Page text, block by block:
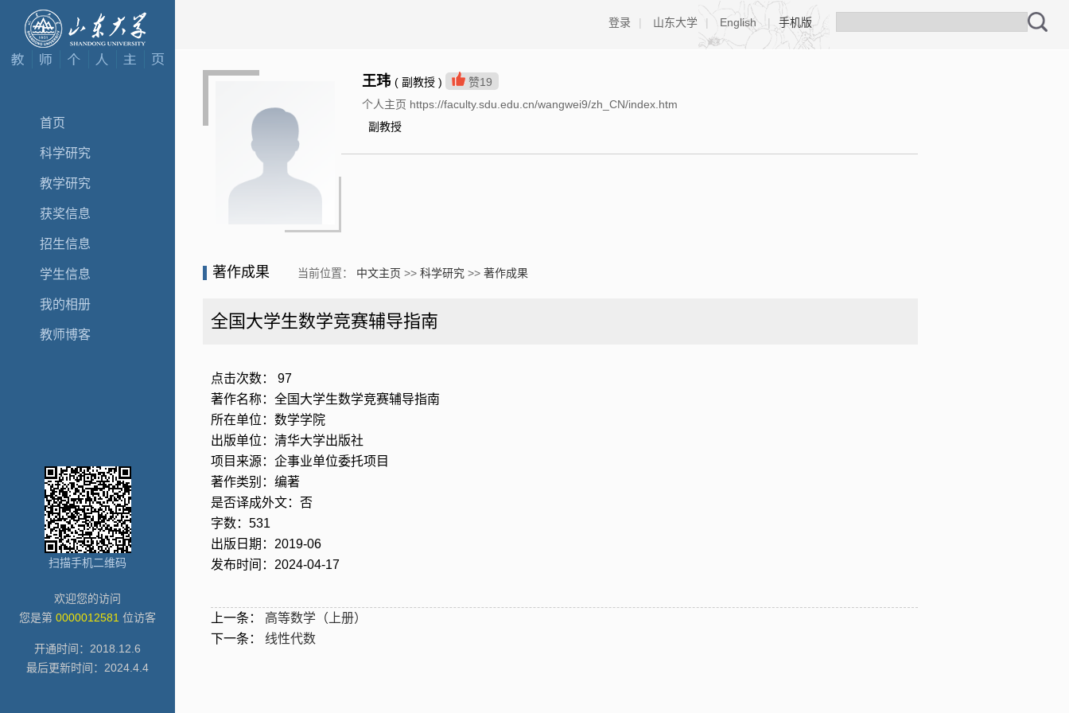
首页
科学研究
教学研究
获奖信息
招生信息
学生信息
我的相册
教师博客
扫描手机二维码
欢迎您的访问
您是第 0000012581 位访客
开通时间： 2018 12 6
最后更新时间： 2024 4 4
登录 | 山东大学 | English | 手机版
王玮 ( 副教授 ) 赞19
个人主页 https://faculty.sdu.edu.cn/wangwei9/zh_CN/index.htm
副教授
著作成果 当前位置： 中文主页 >> 科学研究 >> 著作成果
全国大学生数学竞赛辅导指南
点击次数： 97
著作名称：全国大学生数学竞赛辅导指南
所在单位：数学学院
出版单位：清华大学出版社
项目来源：企事业单位委托项目
著作类别：编著
是否译成外文：否
字数：531
出版日期：2019-06
发布时间：2024-04-17
上一条： 高等数学（上册）
下一条： 线性代数